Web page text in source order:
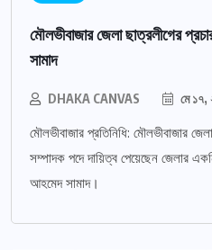
মৌলভীবাজার জেলা ছাত্রলীগের
সামাদ
DHAKA CANVAS মে ১৭,
মৌলভীবাজার প্রতিনিধি: মৌলভীবাজার
সম্পাদক পদে দায়িত্ব পেয়েছেন জেলার
আহমেদ সামাদ।